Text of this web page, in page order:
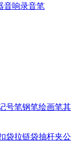
音响录音笔
号笔钢笔绘画笔
袋拉链袋抽杆夹